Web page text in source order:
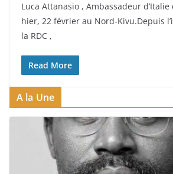
Luca Attanasio , Ambassadeur d’Italie
hier, 22 février au Nord-Kivu.Depuis
la RDC ,
Read More
A la Une